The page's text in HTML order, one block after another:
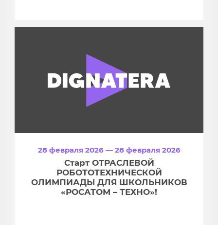
28 февраля 2026 — 28 февраля 2026
Старт ОТРАСЛЕВОЙ
РОБОТОТЕХНИЧЕСКОЙ
ОЛИМПИАДЫ ДЛЯ ШКОЛЬНИКОВ
«РОСАТОМ – ТЕХНО»!